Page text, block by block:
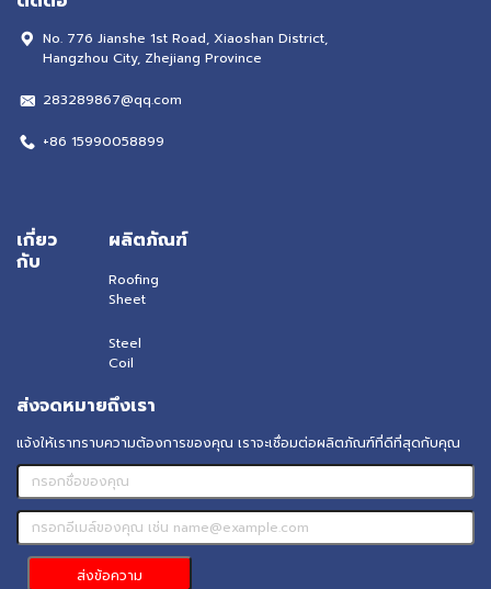
No. 776 Jianshe 1st Road, Xiaoshan District,
Hangzhou City, Zhejiang Province
283289867@qq.com
+86 15990058899
เกี่ยว
กับ
ผลิตภัณฑ์
Roofing
Sheet
Steel
Coil
ส่งจดหมายถึงเรา
แจ้งให้เราทราบความต้องการของคุณ เราจะเชื่อมต่อผลิตภัณฑ์ที่ดีที่สุดกับคุณ